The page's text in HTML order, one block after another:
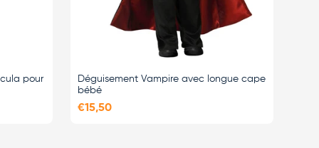
pour
Déguisement Vampire avec longue cape
bébé
€15,50